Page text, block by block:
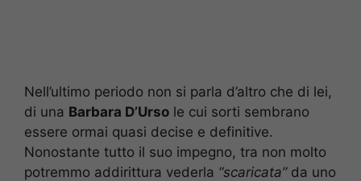
Nell’ultimo periodo non si parla d’altro che di lei,
di una Barbara D’Urso le cui sorti sembrano
essere ormai quasi decise e definitive.
Nonostante tutto il suo impegno, tra non molto
potremmo addirittura vederla “scaricata”da uno